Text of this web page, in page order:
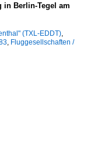
in Berlin-Tegel am
(TXL-EDDT)
Fluggesellschaften /